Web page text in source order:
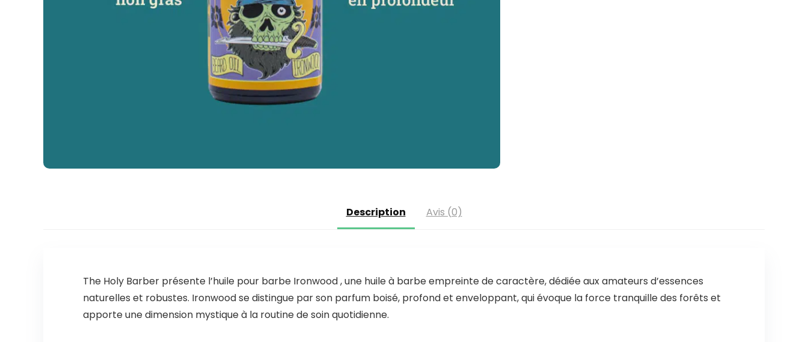
Description Avis (0)
The Holy Barber présente l’huile pour barbe Ironwood , une huile à barbe empreinte de caractère, dédiée aux amateurs d’essences
naturelles et robustes. Ironwood se distingue par son parfum boisé, profond et enveloppant, qui évoque la force tranquille des forêts et
apporte une dimension mystique à la routine de soin quotidienne.